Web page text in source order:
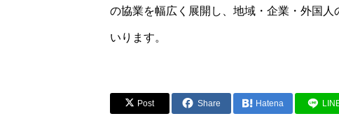
の協業を幅広く展開し、地域・企業・外国
いります。
Post Share Hatena